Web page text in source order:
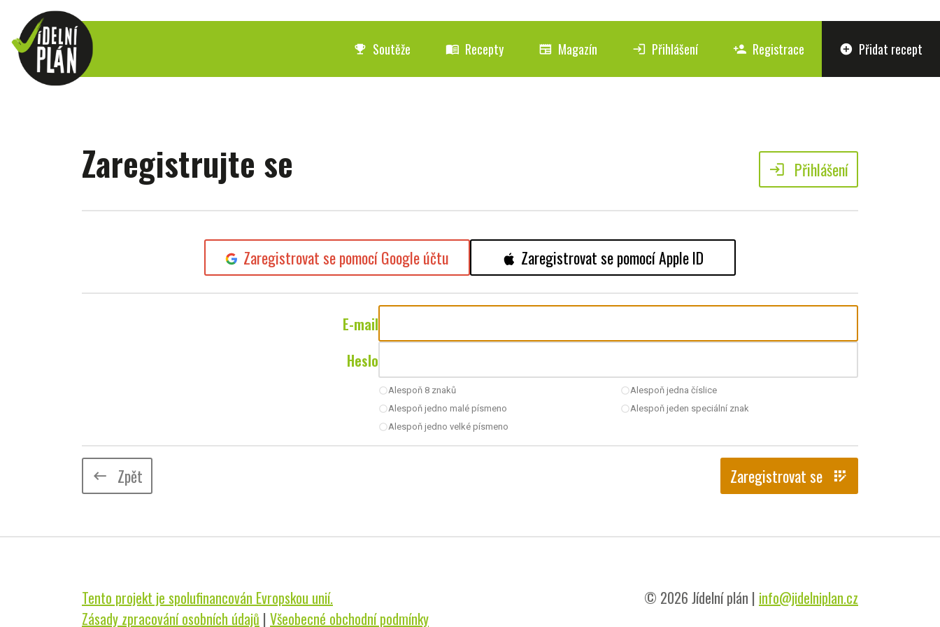
emoji_events Soutěže menu_book Recepty newspaper Magazín login Přihlášení person_add Registrace add_circle Přidat recept
Zaregistrujte se login Přihlášení
Zaregistrovat se pomocí Google účtu Zaregistrovat se pomocí Apple ID
E-mail
Heslo
radio_button_uncheckedAlespoň 8 znaků
radio_button_uncheckedAlespoň jedno malé písmeno
radio_button_uncheckedAlespoň jedno velké písmeno
radio_button_uncheckedAlespoň jedna číslice
radio_button_uncheckedAlespoň jeden speciální znak
keyboard_backspace Zpět Zaregistrovat se app_registration
Tento projekt je spolufinancován Evropskou unií.
Zásady zpracování osobních údajů | Všeobecné obchodní podmínky
© 2026 Jídelní plán | info@jidelniplan.cz